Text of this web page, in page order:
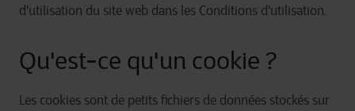
d'utilisation du site web dans les Conditions d'utilisation.
Qu'est-ce qu'un cookie ?
Les cookies sont de petits fichiers de données stockés sur